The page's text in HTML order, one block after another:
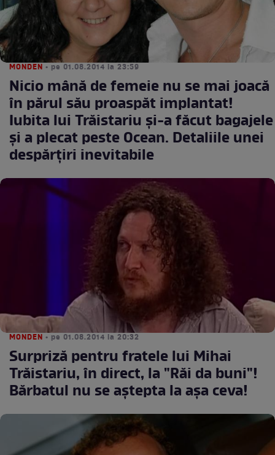
MONDEN • pe 01.08.2014 la 23:59
Nicio mână de femeie nu se mai joacă
în părul său proaspăt implantat!
Iubita lui Trăistariu și-a făcut bagajele
şi a plecat peste Ocean. Detaliile unei
despărţiri inevitabile
MONDEN • pe 01.08.2014 la 20:32
Surpriză pentru fratele lui Mihai
Trăistariu, în direct, la "Răi da buni"!
Bărbatul nu se aştepta la aşa ceva!